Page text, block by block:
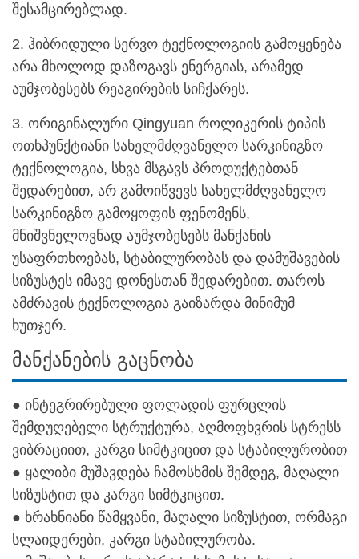
შესამცირებლად.
2. ჰიბრიდული სერვო ტექნოლოგიის გამოყენება
არა მხოლოდ დაზოგავს ენერგიას, არამედ
აუმჯობესებს რეაგირების სიჩქარეს.
3. ორიგინალური Qingyuan როლიკერის ტიპის
ოთხპუნქტიანი სახელმძღვანელო სარკინიგზო
ტექნოლოგია, სხვა მსგავს პროდუქტებთან
შედარებით, არ გამოიწვევს სახელმძღვანელო
სარკინიგზო გამოყოფის ფენომენს,
მნიშვნელოვნად აუმჯობესებს მანქანის
უსაფრთხოებას, სტაბილურობას და დამუშავების
სიზუსტეს იმავე დონესთან შედარებით. თაროს
ამძრავის ტექნოლოგია გაიზარდა მინიმუმ
ხუთჯერ.
მანქანების გაცნობა
● ინტეგრირებული ფოლადის ფურცლის
შემდუღებელი სტრუქტურა, აღმოფხვრის სტრესს
ვიბრაციით, კარგი სიმტკიცით და სტაბილურობით
● ყალიბი მუშავდება ჩამოსხმის შემდეგ, მაღალი
სიზუსტით და კარგი სიმტკიცით.
● ხრახნიანი წამყვანი, მაღალი სიზუსტით, ორმაგი
სლაიდერები, კარგი სტაბილურობა.